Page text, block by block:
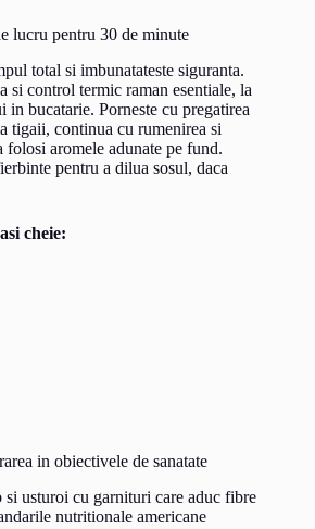
lucru pentru 30 de minute
total si imbunatateste siguranta.
si control termic raman esentiale, la
bucatarie. Porneste cu pregatirea
tigaii, continua cu rumenirea si
folosi aromele adunate pe fund.
pentru a dilua sosul, daca
cheie:
in obiectivele de sanatate
si usturoi cu garnituri care aduc fibre
nutritionale americane